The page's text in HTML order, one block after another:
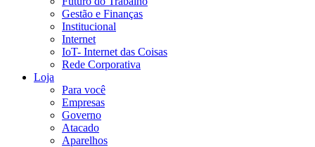
Gestão e Finanças
Institucional
Internet
IoT- Internet das Coisas
Rede Corporativa
Loja
Para você
Empresas
Governo
Atacado
Aparelhos